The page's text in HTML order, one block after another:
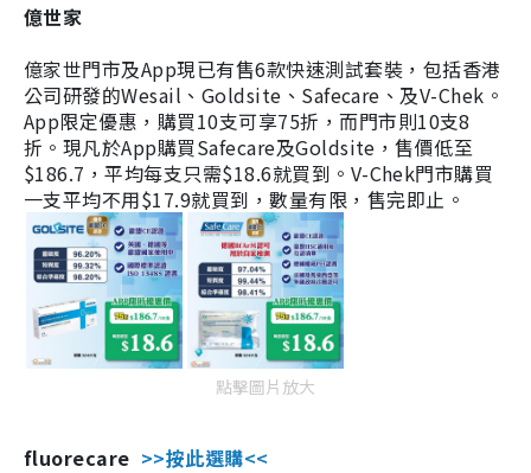
億世家
億家世門市及App現已有售6款快速測試套裝，包括香港
公司研發的Wesail、Goldsite、Safecare、及V-Chek。
App限定優惠，購買10支可享75折，而門市則10支8
折。現凡於App購買Safecare及Goldsite，售價低至
$186.7，平均每支只需$18.6就買到。V-Chek門市購買
一支平均不用$17.9就買到，數量有限，售完即止。
點擊圖片放大
fluorecare >>按此選購<<